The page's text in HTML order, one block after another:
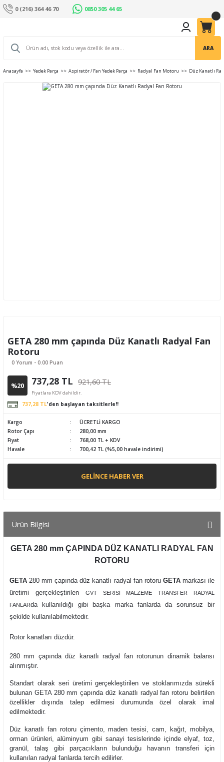
0 (216) 364 46 70 0850 305 44 65
ARA
Anasayfa Yedek Parça Aspiratör / Fan Yedek Parça Radyal Fan Motoru Düz Kanatlı
GETA 280 mm çapında Düz Kanatlı Radyal Fan
Rotoru
0 Yorum - 0.00 Puan
%20 737,28 TL 921,60 TL
Fiyatlara KDV dahildir.
737,28 TL'den başlayan taksitlerle!!
Kargo
ÜCRETLİ KARGO
Rotor Çapı
280,00 mm
Fiyat
768,00 TL + KDV
Havale
700,42 TL (%5,00 havale indirimi)
GELINCE HABER VER
Ürün Bilgisi
GETA 280 mm ÇAPINDA DÜZ KANATLI RADYAL FAN
ROTORU
GETA 280 mm çapında düz kanatlı radyal fan rotoru GETAmarkası ile
üretimi gerçekleştirilen
GVT SERİSİ MALZEME TRANSFER RADYAL
FANLARda kullanıldığı gibi başka marka fanlarda da sorunsuz bir
şekilde kullanılabilmektedir.
Rotor kanatları düzdür.
280 mm çapında düz kanatlı radyal fan rotorunun dinamik balansı
alınmıştır.
Standart olarak seri üretimi gerçekleştirilen ve stoklarımızda sürekli
bulunan GETA 280 mm çapında düz kanatlı radyal fan rotoru belirtilen
özellikler dışında talep edilmesi durumunda özel olarak imal
edilmektedir.
Düz kanatlı fan rotoru çimento, maden tesisi, cam, kağıt, mobilya,
orman ürünleri, alüminyum gibi sanayi tesislerinde içinde elyaf, toz,
granül, talaş gibi parçacıkların bulunduğu havanın transferi için
kullanılan radyal fanlarda tercih edilirler.